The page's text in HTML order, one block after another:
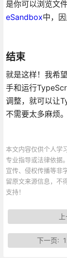
是你可以浏览文
eSandbox中，
结束
就是这样！我希
手和运行
调整，就可以让
不需要太多麻烦。
本文内容仅供个人学
专业指导或法律依据
宣传、侵权传播等非
留原文来源信息，不
支持！
下一页: